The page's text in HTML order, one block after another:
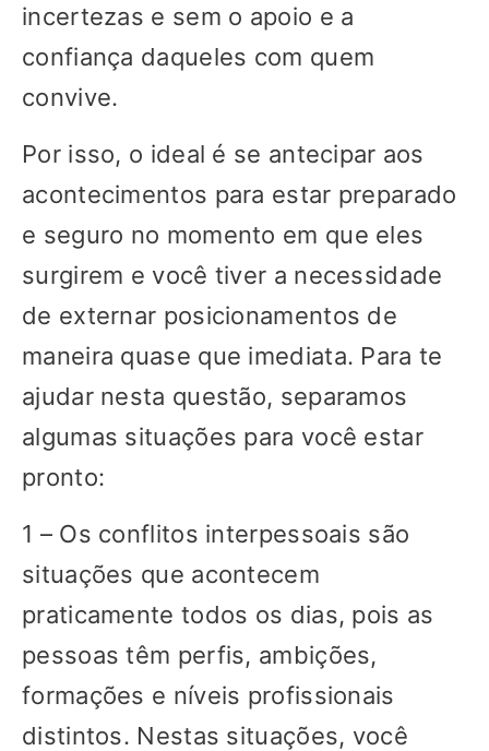
incertezas e sem o apoio e a
confiança daqueles com quem
convive.
Por isso, o ideal é se antecipar aos
acontecimentos para estar preparado
e seguro no momento em que eles
surgirem e você tiver a necessidade
de externar posicionamentos de
maneira quase que imediata. Para te
ajudar nesta questão, separamos
algumas situações para você estar
pronto:
1 – Os conflitos interpessoais são
situações que acontecem
praticamente todos os dias, pois as
pessoas têm perfis, ambições,
formações e níveis profissionais
distintos. Nestas situações, você